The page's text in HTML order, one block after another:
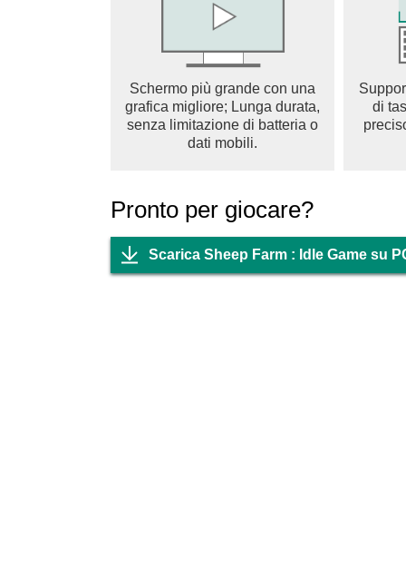
Questo gioco è accettabile per l'acquisto
articolo.
Sito web http://superbox.kr
Schermo più grande con una
grafica migliore; Lunga durata,
senza limitazione di batteria o
dati mobili.
di
Pronto per giocare?
Scarica Sheep Farm : Idle Game su